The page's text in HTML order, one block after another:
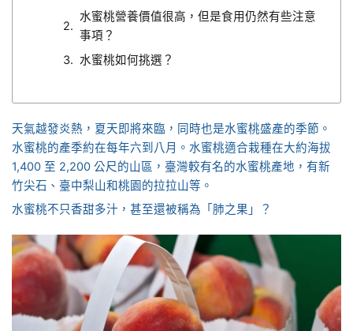
水蜜桃營養價值很高，但是食用仍然有些注意
事項？
水蜜桃如何挑選？
天氣越發炎熱，夏天即將來臨，同時也是水蜜桃盛產的季節。
水蜜桃的產季約在每年六到八月。水蜜桃適合栽種在大約海拔
1,400 至 2,200 公尺的山區，臺灣較有名的水蜜桃產地，有新
竹尖石、臺中梨山和桃園的拉拉山等。
水蜜桃不只香甜多汁，甚至還被稱為「肺之果」？